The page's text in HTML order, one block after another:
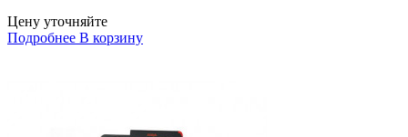
Цену уточняйте
Подробнее В корзину